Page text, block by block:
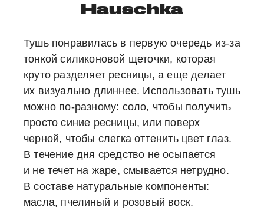
Hauschka
Тушь понравилась в первую очередь из-за
тонкой силиконовой щеточки, которая
круто разделяет ресницы, а еще делает
их визуально длиннее. Использовать тушь
можно по-разному: соло, чтобы получить
просто синие ресницы, или поверх
черной, чтобы слегка оттенить цвет глаз.
В течение дня средство не осыпается
и не течет на жаре, смывается нетрудно.
В составе натуральные компоненты:
масла, пчелиный и розовый воск.